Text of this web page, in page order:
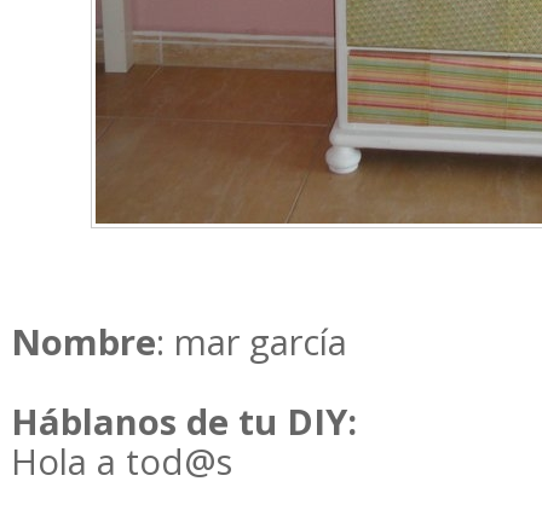
Nombre: mar garcía
Háblanos de tu DIY:
Hola a tod@s